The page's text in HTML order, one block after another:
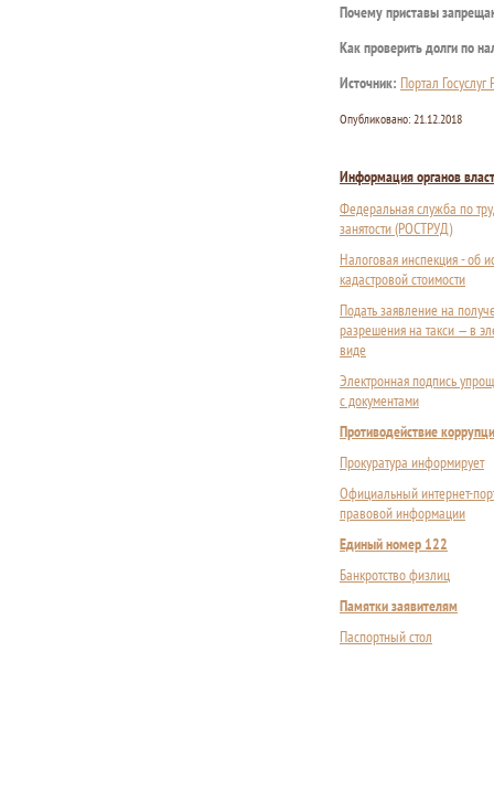
Почему приставы
Как проверить долги по
Источник: Портал Госуслуг
Опубликовано: 21.12.2018
Информация органов
Федеральная служба по
занятости (РОСТРУД)
Налоговая инспекция - об
кадастровой стоимости
Подать заявление на
разрешения на такси — в
виде
Электронная подпись
с документами
Противодействие
Прокуратура информирует
Официальный интернет-
правовой информации
Единый номер 122
Банкротство физлиц
Памятки заявителям
Паспортный стол